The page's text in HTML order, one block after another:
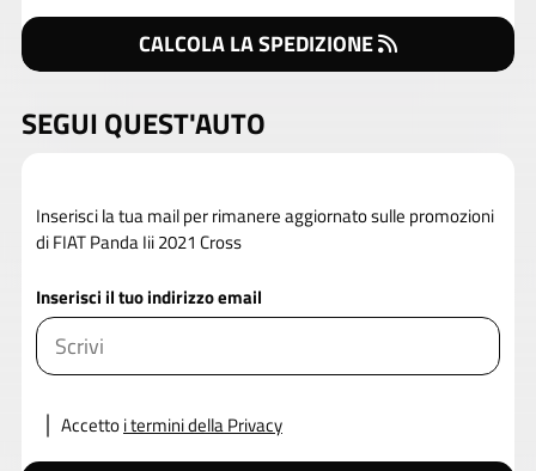
CALCOLA LA SPEDIZIONE
SEGUI QUEST'AUTO
Inserisci la tua mail per rimanere aggiornato sulle promozioni
di FIAT Panda Iii 2021 Cross
Inserisci il tuo indirizzo email
Accettoi termini della Privacy